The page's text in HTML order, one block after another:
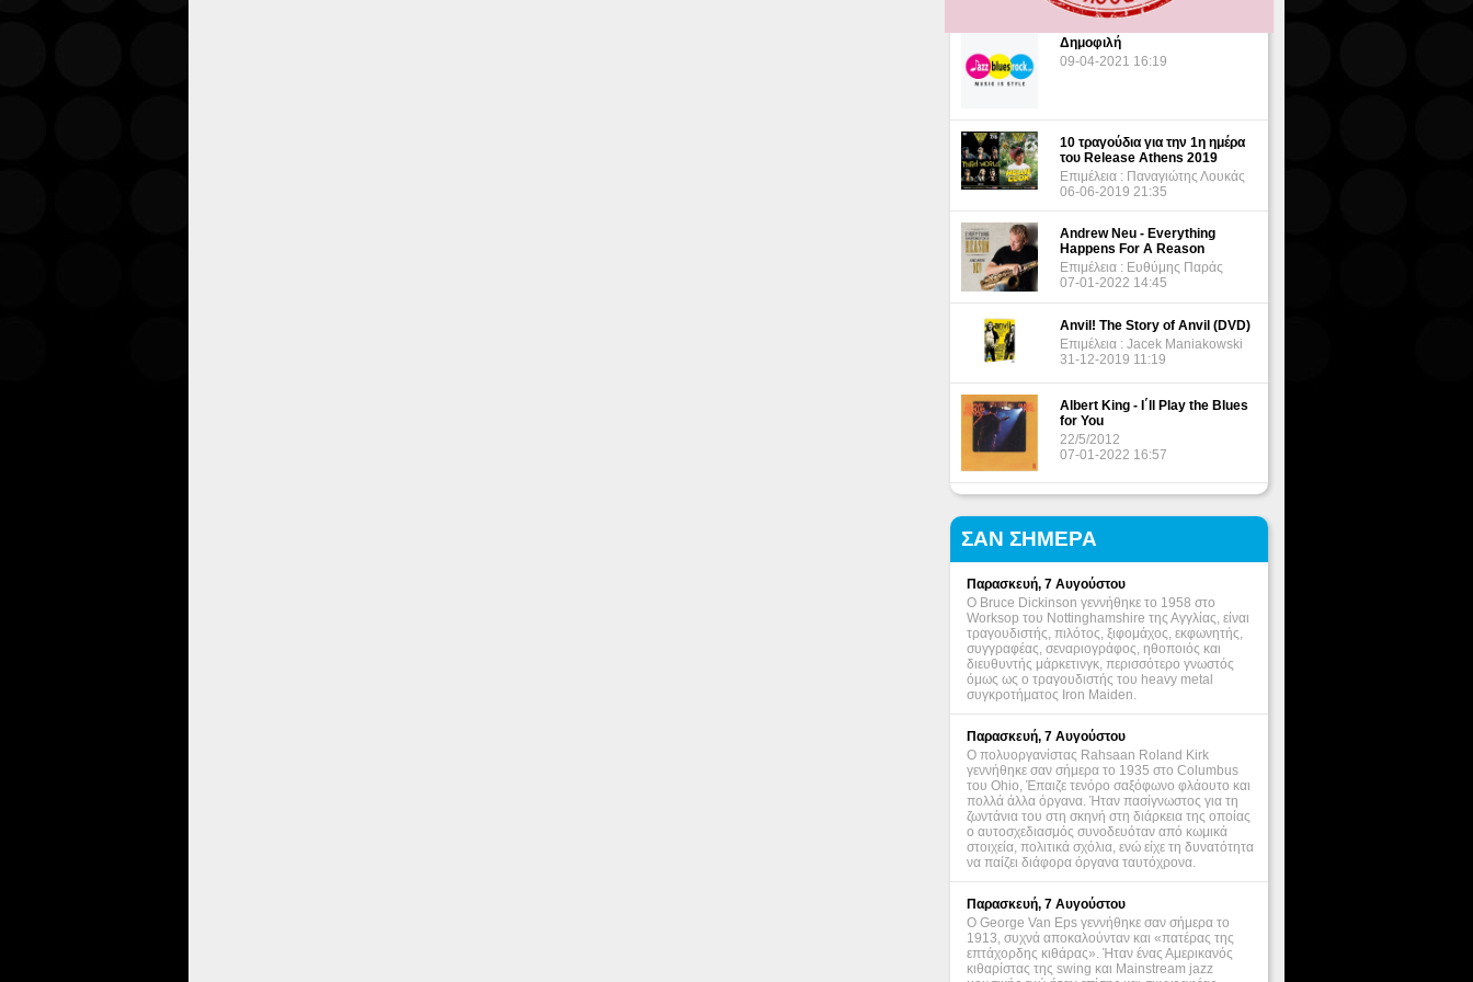
Δημοφιλή
09-04-2021 16:19
10 τραγούδια για την 1η ημέρα
του Release Athens 2019
Επιμέλεια : Παναγιώτης Λουκάς
06-06-2019 21:35
Andrew Neu - Everything
Happens For A Reason
Επιμέλεια : Ευθύμης Παράς
07-01-2022 14:45
Anvil! The Story of Anvil (DVD)
Επιμέλεια : Jacek Maniakowski
31-12-2019 11:19
Albert King - I΄ll Play the Blues
for You
22/5/2012
07-01-2022 16:57
ΣΑΝ ΣΗΜΕΡΑ
Παρασκευή, 7 Αυγούστου
Ο Bruce Dickinson γεννήθηκε το 1958 στο
Worksop του Nottinghamshire της Αγγλίας, είναι
τραγουδιστής, πιλότος, ξιφομάχος, εκφωνητής,
συγγραφέας, σεναριογράφος, ηθοποιός και
διευθυντής μάρκετινγκ, περισσότερο γνωστός
όμως ως ο τραγουδιστής του heavy metal
συγκροτήματος Iron Maiden.
Παρασκευή, 7 Αυγούστου
Ο πολυοργανίστας Rahsaan Roland Kirk
γεννήθηκε σαν σήμερα το 1935 στο Columbus
του Ohio, Έπαιζε τενόρο σαξόφωνο φλάουτο και
πολλά άλλα όργανα. Ήταν πασίγνωστος για τη
ζωντάνια του στη σκηνή στη διάρκεια της οποίας
ο αυτοσχεδιασμός συνοδευόταν από κωμικά
στοιχεία, πολιτικά σχόλια, ενώ είχε τη δυνατότητα
να παίζει διάφορα όργανα ταυτόχρονα.
Παρασκευή, 7 Αυγούστου
Ο George Van Eps γεννήθηκε σαν σήμερα το
1913, συχνά αποκαλούνταν και «πατέρας της
επτάχορδης κιθάρας». Ήταν ένας Αμερικανός
κιθαρίστας της swing και Mainstream jazz